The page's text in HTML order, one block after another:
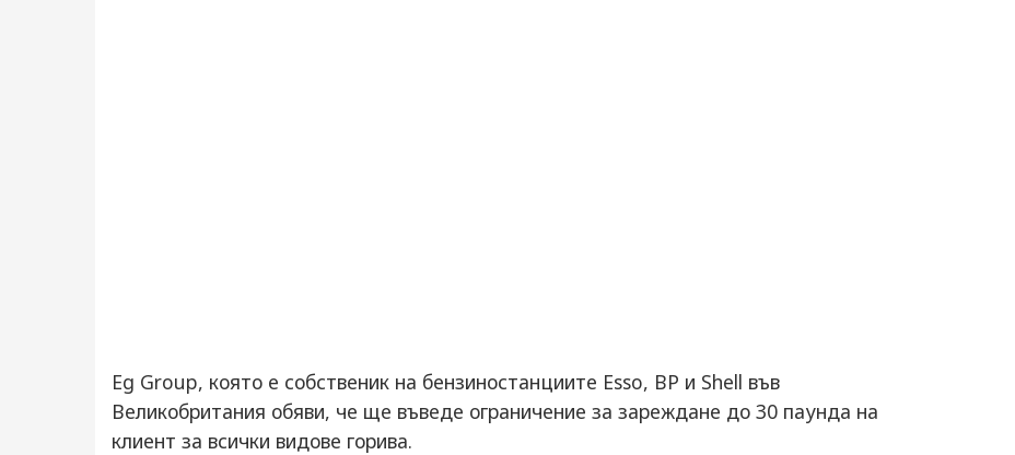
Eg Group, която е собственик на бензиностанциите Esso, BP и Shell във
Великобритания обяви, че ще въведе ограничение за зареждане до 30 паунда на
клиент за всички видове горива.